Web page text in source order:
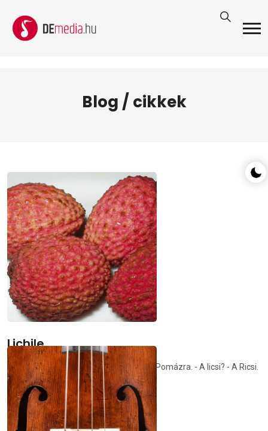
Blog / cikkek
Lichile
- Licsi van? - Már hazament. - Kínába? - Pomázra. - A licsi? - A Ricsi.
demedia.hu 2026.01.04.